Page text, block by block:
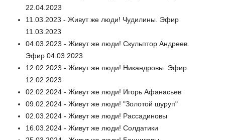
22.04.2023
11.03.2023 - Живут же люди! Чудилины. Эфир
11.03.2023
04.03.2023 - Живут же люди! Скульптор Андреев.
Эфир 04.03.2023
12.02.2023 - Живут же люди! Никандровы. Эфир
12.02.2023
02.02.2024 - Живут же люди! Игорь Афанасьев
09.02.2024 - Живут же люди! "Золотой шуруп"
02.03.2024 - Живут же люди! Рассадиновы
16.03.2024 - Живут же люди! Солдатики